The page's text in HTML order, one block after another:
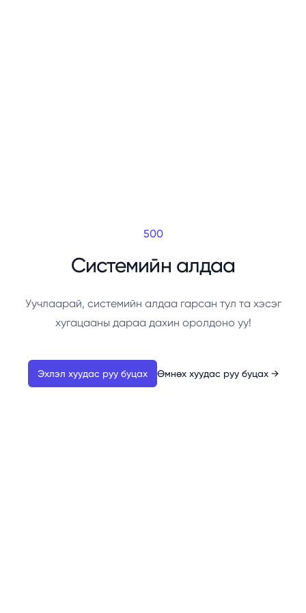
500
Системийн алдаа
Уучлаарай, системийн алдаа гарсан тул та хэсэг
хугацааны дараа дахин оролдоно уу!
Эхлэл хуудас руу буцах Өмнөх хуудас руу буцах →